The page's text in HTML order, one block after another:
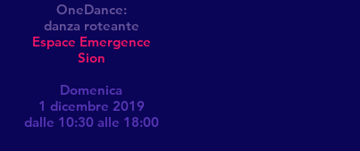
OneDance:
danza roteante
Espace Emergence
Sion
Domenica
1 dicembre 2019
dalle 10:30 alle 18:00